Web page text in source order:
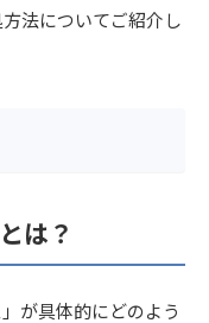
法についてご紹介し
は？
が具体的にどのよう